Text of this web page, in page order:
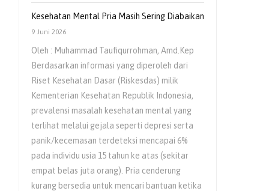
Orang
Dengan
Gangguan
Jiwa
(ODGJ)
Kesehatan Mental Pria Masih Sering Diabaikan
9 Juni 2026
Oleh : Muhammad Taufiqurrohman, Amd.Kep
Berdasarkan informasi yang diperoleh dari
Riset Kesehatan Dasar (Riskesdas) milik
Kementerian Kesehatan Republik Indonesia,
prevalensi masalah kesehatan mental yang
terlihat melalui gejala seperti depresi serta
panik/kecemasan terdeteksi mencapai 6%
pada individu usia 15 tahun ke atas (sekitar
empat belas juta orang). Pria cenderung
kurang bersedia untuk mencari bantuan ketika